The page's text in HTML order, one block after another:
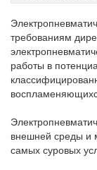
требованиям
работы в
внешней среды и
самых суровых